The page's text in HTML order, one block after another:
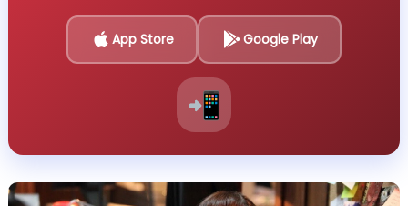
App Store Google Play
📲